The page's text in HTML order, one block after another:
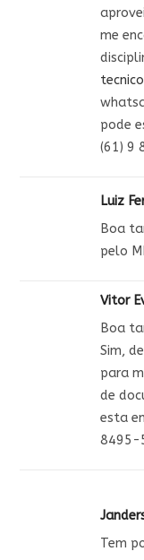
me
pode
(61) 9
Luiz
Boa
pelo
Vitor
Boa
Sim,
para
de
esta
8495-
Tem